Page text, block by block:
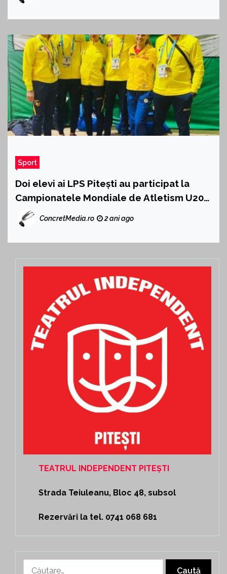
Sport
Doi elevi ai LPS Pitești au participat la
Campionatele Mondiale de Atletism U20
de la Lima (Peru)
ConcretMedia.ro 2 ani ago
TEATRUL INDEPENDENT PITEȘTI
Strada Teiuleanu, Bloc 48, subsol
Rezervări la tel. 0741 068 681